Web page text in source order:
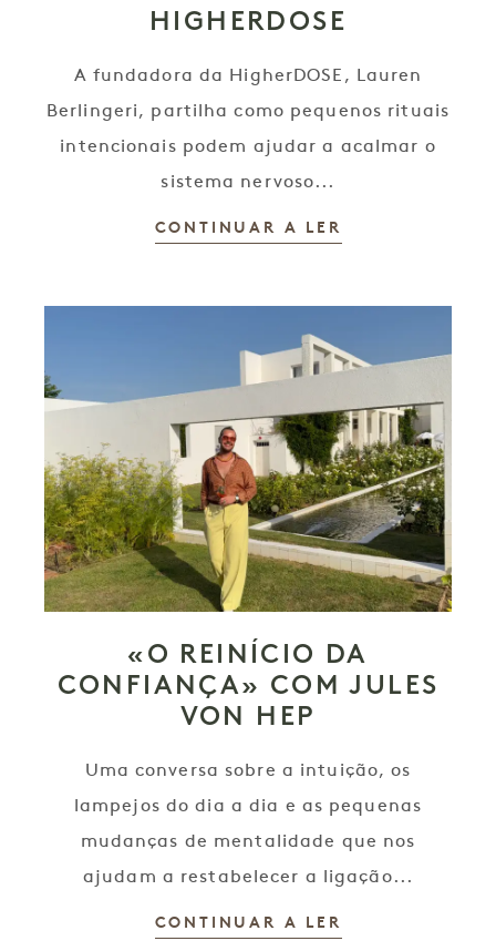
HIGHERDOSE
A fundadora da HigherDOSE, Lauren
Berlingeri, partilha como pequenos rituais
intencionais podem ajudar a acalmar o
sistema nervoso...
CONTINUAR A LER
«O REINÍCIO DA
CONFIANÇA» COM JULES
VON HEP
Uma conversa sobre a intuição, os
lampejos do dia a dia e as pequenas
mudanças de mentalidade que nos
ajudam a restabelecer a ligação...
CONTINUAR A LER